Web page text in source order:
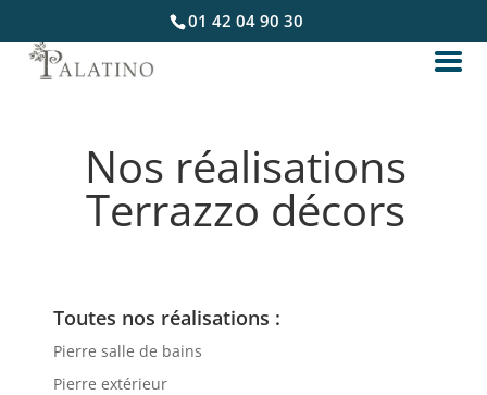
01 42 04 90 30
Nos réalisations
Terrazzo décors
Toutes nos réalisations :
Pierre salle de bains
Pierre extérieur